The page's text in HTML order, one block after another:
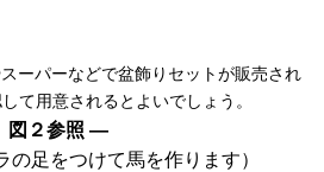
ーパーなどで盆飾りセットが販売され
て用意されるとよいでしょう。
図２参照 —
足をつけて馬を作ります）